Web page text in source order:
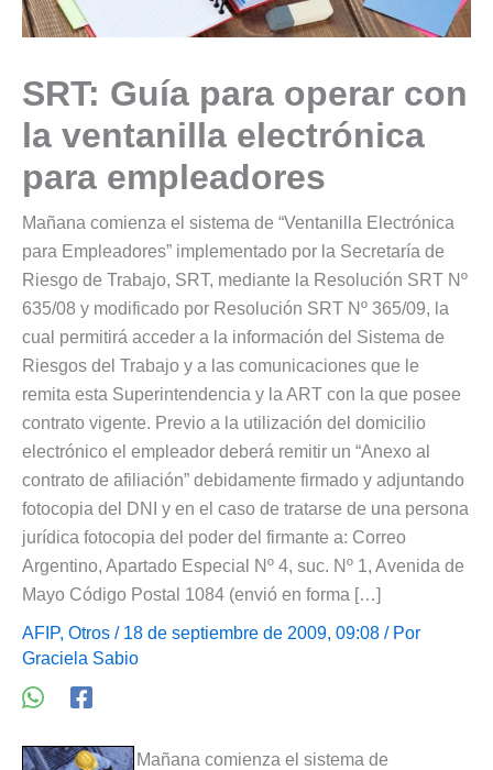
SRT: Guía para operar con
la ventanilla electrónica
para empleadores
Mañana comienza el sistema de “Ventanilla Electrónica
para Empleadores” implementado por la Secretaría de
Riesgo de Trabajo, SRT, mediante la Resolución SRT Nº
635/08 y modificado por Resolución SRT Nº 365/09, la
cual permitirá acceder a la información del Sistema de
Riesgos del Trabajo y a las comunicaciones que le
remita esta Superintendencia y la ART con la que posee
contrato vigente. Previo a la utilización del domicilio
electrónico el empleador deberá remitir un “Anexo al
contrato de afiliación” debidamente firmado y adjuntando
fotocopia del DNI y en el caso de tratarse de una persona
jurídica fotocopia del poder del firmante a: Correo
Argentino, Apartado Especial Nº 4, suc. Nº 1, Avenida de
Mayo Código Postal 1084 (envió en forma […]
AFIP, Otros / 18 de septiembre de 2009, 09:08 / Por
Graciela Sabio
Mañana comienza el sistema de